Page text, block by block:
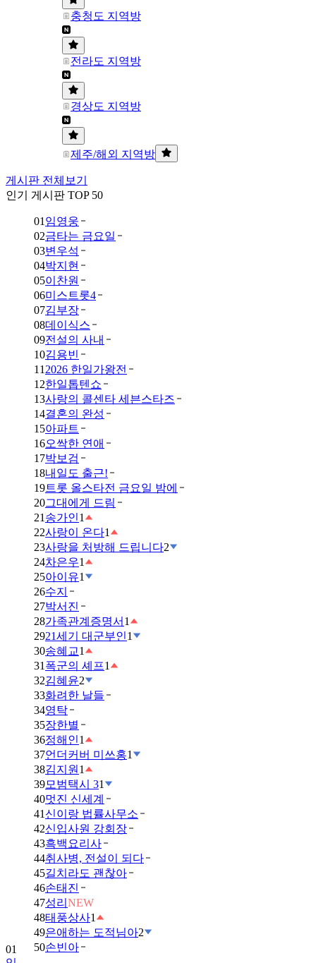
충청도 지역방
전라도 지역방
경상도 지역방
제주/해외 지역방
게시판 전체보기
인기 게시판 TOP 50
01 임영웅
02금타는 금요일
03변우석
04박지현
05이찬원
06미스트롯4
07김부장
08데이식스
09전설의 사내
10김용빈
11 2026 한일가왕전
12한일톱텐쇼
13사랑의 콜센타 세븐스타즈
14결혼의 완성
15아파트
16오싹한 연애
17박보검
18내일도 출근!
19트롯 올스타전 금요일 밤에
20그대에게 드림
21 송가인1
22사랑이 온다1
23사랑을 처방해 드립니다2
24차은우1
25아이유1
26수지
27박서진
28가족관계증명서 1
2921세기 대군부인1
30송혜교1
31 폭군의 셰프1
32김혜윤2
33화려한 날들
34영탁
35장한별
36정해인1
37언더커버 미쓰홍1
38김지원 1
39모범택시 31
40멋진 신세계
41 신이랑 법률사무소
42신입사원 강회장
43흑백요리사
44취사병, 전설이 되다
45길치라도 괜찮아
46손태진
47성리 NEW
48태풍상사1
49은애하는 도적님아2
50손빈아
영